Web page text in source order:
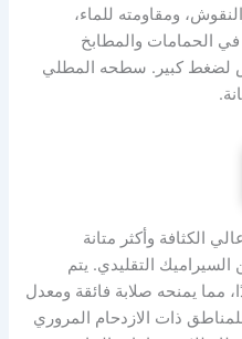
ومقاومته للماء،
الحمامات والمطابخ
لضغط كبير. سطحه المطلي
الكثافة وأكثر متانة
التقليدي. يتم
مما يمنحه صلابة فائقة ومعدل
ذات الازدحام المروري